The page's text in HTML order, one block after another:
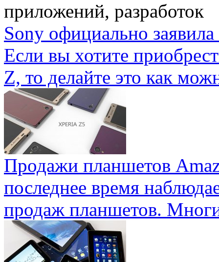
приложений, разработок
Sony официально
Если вы хотите
Z, то делайте это как
Продажи планшетов
последнее время
продаж планшетов.